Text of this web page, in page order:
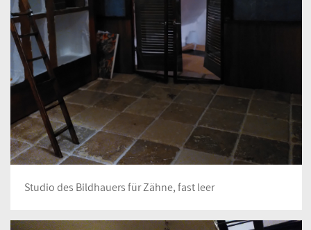
Studio des Bildhauers für Zähne, fast leer